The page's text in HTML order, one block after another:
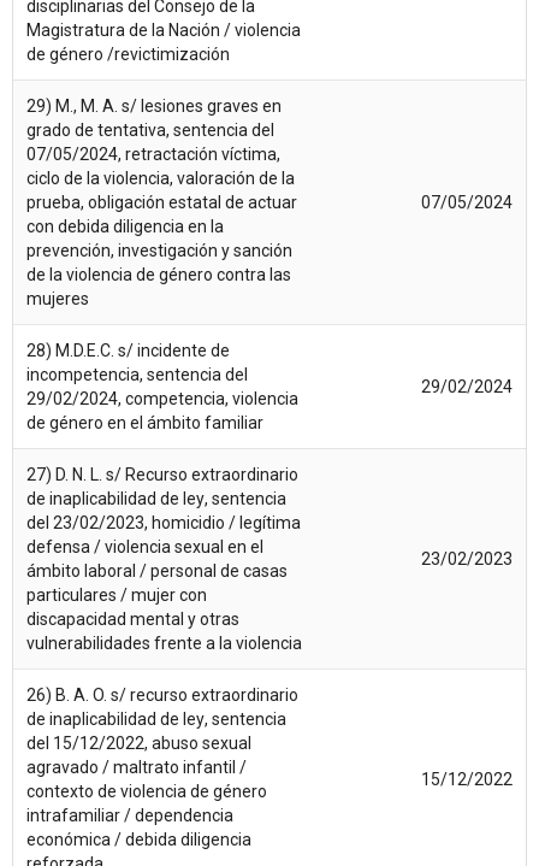
disciplinarias del Consejo de la
Magistratura de la Nación / violencia
de género /revictimización
29) M., M. A. s/ lesiones graves en
grado de tentativa, sentencia del
07/05/2024, retractación víctima,
ciclo de la violencia, valoración de la
prueba, obligación estatal de actuar
con debida diligencia en la
prevención, investigación y sanción
de la violencia de género contra las
mujeres
07/05/2024
28) M.D.E.C. s/ incidente de
incompetencia, sentencia del
29/02/2024, competencia, violencia
de género en el ámbito familiar
29/02/2024
27) D. N. L. s/ Recurso extraordinario
de inaplicabilidad de ley, sentencia
del 23/02/2023, homicidio / legítima
defensa / violencia sexual en el
ámbito laboral / personal de casas
particulares / mujer con
discapacidad mental y otras
vulnerabilidades frente a la violencia
23/02/2023
26) B. A. O. s/ recurso extraordinario
de inaplicabilidad de ley, sentencia
del 15/12/2022, abuso sexual
agravado / maltrato infantil /
contexto de violencia de género
intrafamiliar / dependencia
económica / debida diligencia
15/12/2022